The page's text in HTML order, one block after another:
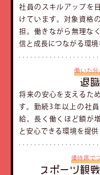
社員のスキルアップを
けています。対象資格
担。働きながら無理な
信と成長につながる環境
働いた
退
将来の安心を支えるた
す。勤続3年以上の社
給。長く働くほど額が
と安心できる環境を提供
優待席で
スポーツ観